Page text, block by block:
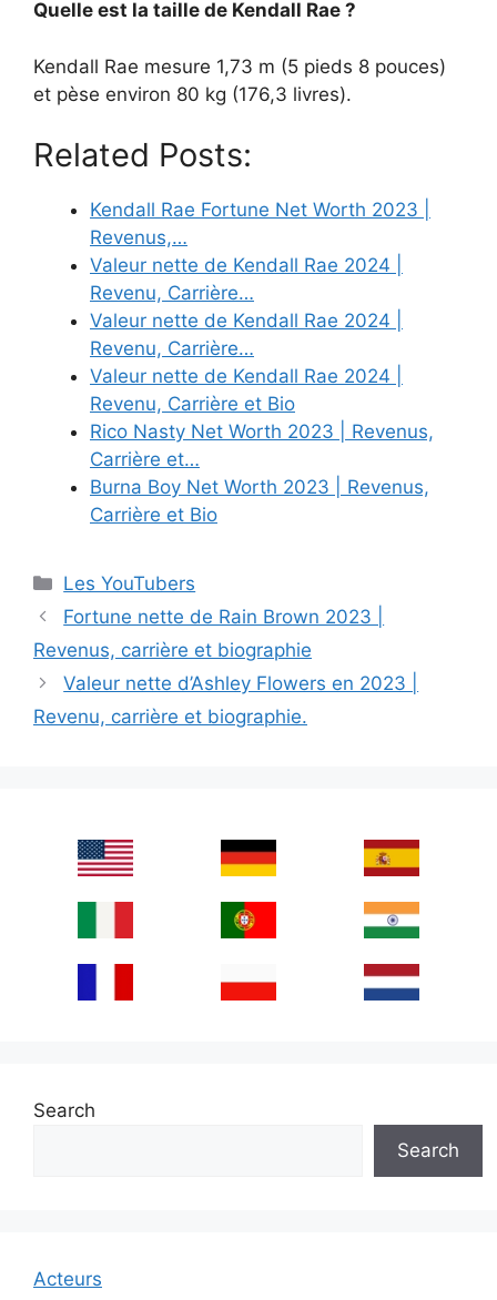
Quelle est la taille de Kendall Rae ?
Kendall Rae mesure 1,73 m (5 pieds 8 pouces)
et pèse environ 80 kg (176,3 livres).
Related Posts:
Kendall Rae Fortune Net Worth 2023 |
Revenus,…
Valeur nette de Kendall Rae 2024 |
Revenu, Carrière…
Valeur nette de Kendall Rae 2024 |
Revenu, Carrière…
Valeur nette de Kendall Rae 2024 |
Revenu, Carrière et Bio
Rico Nasty Net Worth 2023 | Revenus,
Carrière et…
Burna Boy Net Worth 2023 | Revenus,
Carrière et Bio
Categories
Les YouTubers
Fortune nette de Rain Brown 2023 |
Revenus, carrière et biographie
Valeur nette d’Ashley Flowers en 2023 |
Revenu, carrière et biographie.
Search
Search
Acteurs